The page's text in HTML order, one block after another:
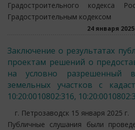
Градостроительного кодекса
Градостроительным кодексом
24 января 2025
Заключение о результатах
проектам решений о
на условно разрешенный
земельных участков с
10:20:0010802:316,
г. Петрозаводск 15 января 2025 г.
Публичные слушания были